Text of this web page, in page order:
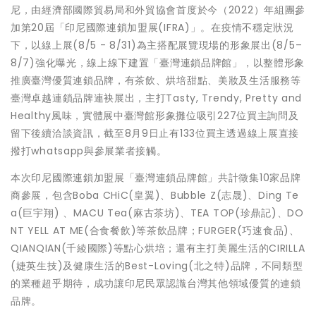
尼，由經濟部國際貿易局和外貿協會首度於今（2022）年組團參
加第20屆「印尼國際連鎖加盟展(IFRA)」。在疫情不穩定狀況
下，以線上展(8/5 - 8/31)為主搭配展覽現場的形象展出(8/5–
8/7)強化曝光，線上線下建置「臺灣連鎖品牌館」，以整體形象
推廣臺灣優質連鎖品牌，有茶飲、烘培甜點、美妝及生活服務等
臺灣卓越連鎖品牌連袂展出，主打Tasty, Trendy, Pretty and
Healthy風味，實體展中臺灣館形象攤位吸引227位買主詢問及
留下後續洽談資訊，截至8月9日止有133位買主透過線上展直接
撥打whatsapp與參展業者接觸。
本次印尼國際連鎖加盟展「臺灣連鎖品牌館」共計徵集10家品牌
商參展，包含Boba CHiC(皇翼)、Bubble Z(志晟)、Ding Te
a(巨宇翔) 、MACU Tea(麻古茶坊)、TEA TOP(珍鼎記)、DO
NT YELL AT ME(合食餐飲)等茶飲品牌；FURGER(巧速食品)、
QIANQIAN(千綾國際)等點心烘培；還有主打美麗生活的CIRILLA
(婕英生技)及健康生活的Best-Loving(北之特)品牌，不同類型
的業種超乎期待，成功讓印尼民眾認識台灣其他領域優質的連鎖
品牌。